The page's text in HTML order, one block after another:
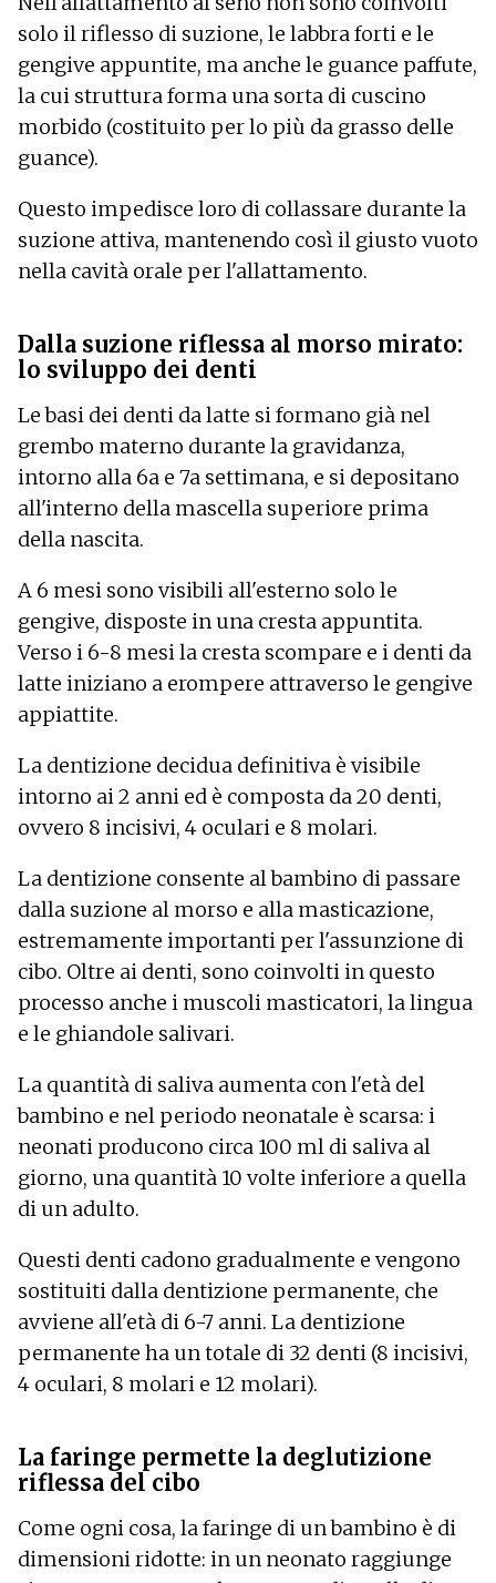
solo il riflesso di suzione, le labbra forti e le
gengive appuntite, ma anche le guance paffute,
la cui struttura forma una sorta di cuscino
morbido (costituito per lo più da grasso delle
guance).
Questo impedisce loro di collassare durante la
suzione attiva, mantenendo così il giusto vuoto
nella cavità orale per l'allattamento.
Dalla suzione riflessa al morso mirato:
lo sviluppo dei denti
Le basi dei denti da latte si formano già nel
grembo materno durante la gravidanza,
intorno alla 6a e 7a settimana, e si depositano
all'interno della mascella superiore prima
della nascita.
A 6 mesi sono visibili all'esterno solo le
gengive, disposte in una cresta appuntita.
Verso i 6-8 mesi la cresta scompare e i denti da
latte iniziano a erompere attraverso le gengive
appiattite.
La dentizione decidua definitiva è visibile
intorno ai 2 anni ed è composta da 20 denti,
ovvero 8 incisivi, 4 oculari e 8 molari.
La dentizione consente al bambino di passare
dalla suzione al morso e alla masticazione,
estremamente importanti per l'assunzione di
cibo. Oltre ai denti, sono coinvolti in questo
processo anche i muscoli masticatori, la lingua
e le ghiandole salivari.
La quantità di saliva aumenta con l'età del
bambino e nel periodo neonatale è scarsa: i
neonati producono circa 100 ml di saliva al
giorno, una quantità 10 volte inferiore a quella
di un adulto.
Questi denti cadono gradualmente e vengono
sostituiti dalla dentizione permanente, che
avviene all'età di 6-7 anni. La dentizione
permanente ha un totale di 32 denti (8 incisivi,
4 oculari, 8 molari e 12 molari).
La faringe permette la deglutizione
riflessa del cibo
Come ogni cosa, la faringe di un bambino è di
dimensioni ridotte: in un neonato raggiunge